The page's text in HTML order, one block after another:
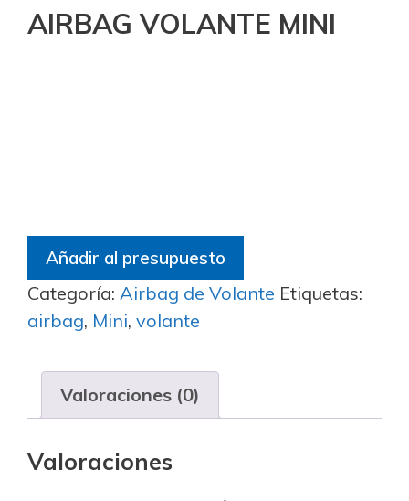
AIRBAG VOLANTE MINI
Añadir al presupuesto
Categoría: Airbag de Volante Etiquetas:
airbag, Mini, volante
Valoraciones (0)
Valoraciones